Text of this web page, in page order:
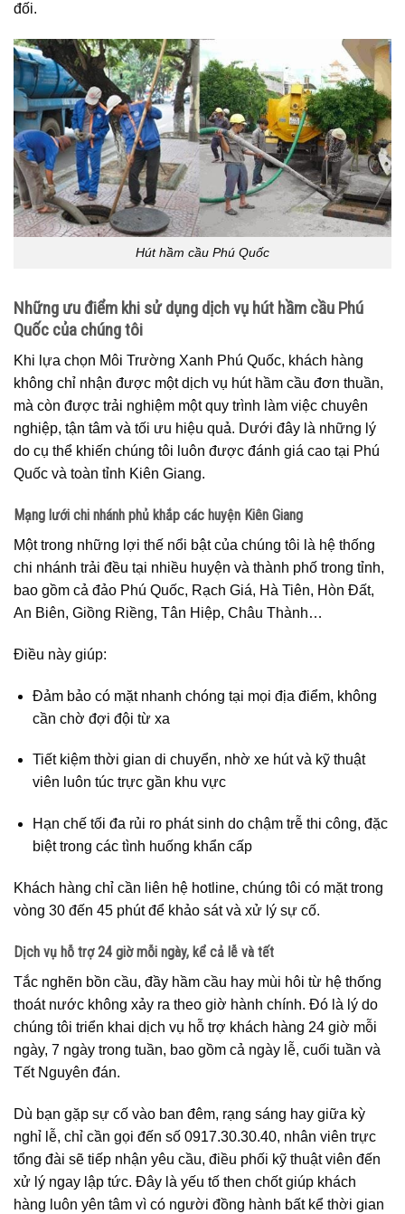
đối.
Hút hầm cầu Phú Quốc
Những ưu điểm khi sử dụng dịch vụ hút hầm cầu Phú
Quốc của chúng tôi
Khi lựa chọn Môi Trường Xanh Phú Quốc, khách hàng
không chỉ nhận được một dịch vụ hút hầm cầu đơn thuần,
mà còn được trải nghiệm một quy trình làm việc chuyên
nghiệp, tận tâm và tối ưu hiệu quả. Dưới đây là những lý
do cụ thể khiến chúng tôi luôn được đánh giá cao tại Phú
Quốc và toàn tỉnh Kiên Giang.
Mạng lưới chi nhánh phủ khắp các huyện Kiên Giang
Một trong những lợi thế nổi bật của chúng tôi là hệ thống
chi nhánh trải đều tại nhiều huyện và thành phố trong tỉnh,
bao gồm cả đảo Phú Quốc, Rạch Giá, Hà Tiên, Hòn Đất,
An Biên, Giồng Riềng, Tân Hiệp, Châu Thành…
Điều này giúp:
Đảm bảo có mặt nhanh chóng tại mọi địa điểm, không
cần chờ đợi đội từ xa
Tiết kiệm thời gian di chuyển, nhờ xe hút và kỹ thuật
viên luôn túc trực gần khu vực
Hạn chế tối đa rủi ro phát sinh do chậm trễ thi công, đặc
biệt trong các tình huống khẩn cấp
Khách hàng chỉ cần liên hệ hotline, chúng tôi có mặt trong
vòng 30 đến 45 phút để khảo sát và xử lý sự cố.
Dịch vụ hỗ trợ 24 giờ mỗi ngày, kể cả lễ và tết
Tắc nghẽn bồn cầu, đầy hầm cầu hay mùi hôi từ hệ thống
thoát nước không xảy ra theo giờ hành chính. Đó là lý do
chúng tôi triển khai dịch vụ hỗ trợ khách hàng 24 giờ mỗi
ngày, 7 ngày trong tuần, bao gồm cả ngày lễ, cuối tuần và
Tết Nguyên đán.
Dù bạn gặp sự cố vào ban đêm, rạng sáng hay giữa kỳ
nghỉ lễ, chỉ cần gọi đến số 0917.30.30.40, nhân viên trực
tổng đài sẽ tiếp nhận yêu cầu, điều phối kỹ thuật viên đến
xử lý ngay lập tức. Đây là yếu tố then chốt giúp khách
hàng luôn yên tâm vì có người đồng hành bất kể thời gian